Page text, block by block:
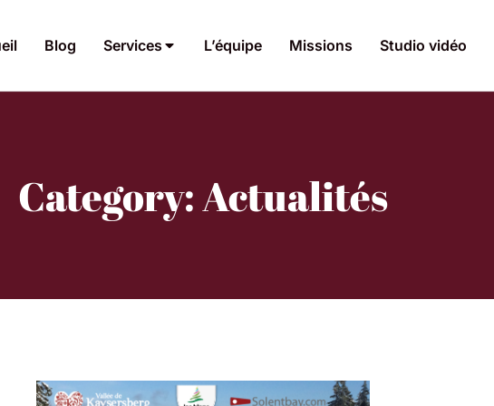
Blog Services L’équipe Missions Studio vidéo
Category: Actualités